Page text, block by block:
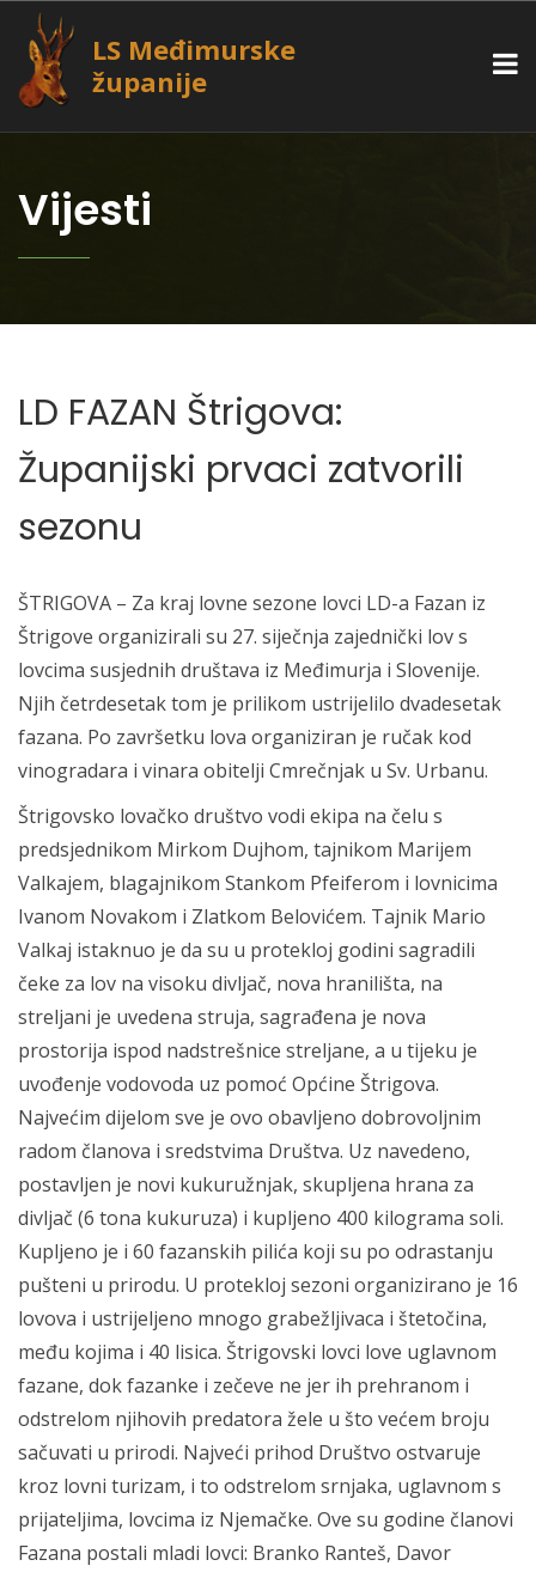
LS Međimurske
županije
Vijesti
LD FAZAN Štrigova:
Županijski prvaci zatvorili
sezonu
ŠTRIGOVA – Za kraj lovne sezone lovci LD-a Fazan iz
Štrigove organizirali su 27. siječnja zajednički lov s
lovcima susjednih društava iz Međimurja i Slovenije.
Njih četrdesetak tom je prilikom ustrijelilo dvadesetak
fazana. Po završetku lova organiziran je ručak kod
vinogradara i vinara obitelji Cmrečnjak u Sv. Urbanu.
Štrigovsko lovačko društvo vodi ekipa na čelu s
predsjednikom Mirkom Dujhom, tajnikom Marijem
Valkajem, blagajnikom Stankom Pfeiferom i lovnicima
Ivanom Novakom i Zlatkom Belovićem. Tajnik Mario
Valkaj istaknuo je da su u protekloj godini sagradili
čeke za lov na visoku divljač, nova hranilišta, na
streljani je uvedena struja, sagrađena je nova
prostorija ispod nadstrešnice streljane, a u tijeku je
uvođenje vodovoda uz pomoć Općine Štrigova.
Najvećim dijelom sve je ovo obavljeno dobrovoljnim
radom članova i sredstvima Društva. Uz navedeno,
postavljen je novi kukuružnjak, skupljena hrana za
divljač (6 tona kukuruza) i kupljeno 400 kilograma soli.
Kupljeno je i 60 fazanskih pilića koji su po odrastanju
pušteni u prirodu. U protekloj sezoni organizirano je 16
lovova i ustrijeljeno mnogo grabežljivaca i štetočina,
među kojima i 40 lisica. Štrigovski lovci love uglavnom
fazane, dok fazanke i zečeve ne jer ih prehranom i
odstrelom njihovih predatora žele u što većem broju
sačuvati u prirodi. Najveći prihod Društvo ostvaruje
kroz lovni turizam, i to odstrelom srnjaka, uglavnom s
prijateljima, lovcima iz Njemačke. Ove su godine članovi
Fazana postali mladi lovci: Branko Ranteš, Davor